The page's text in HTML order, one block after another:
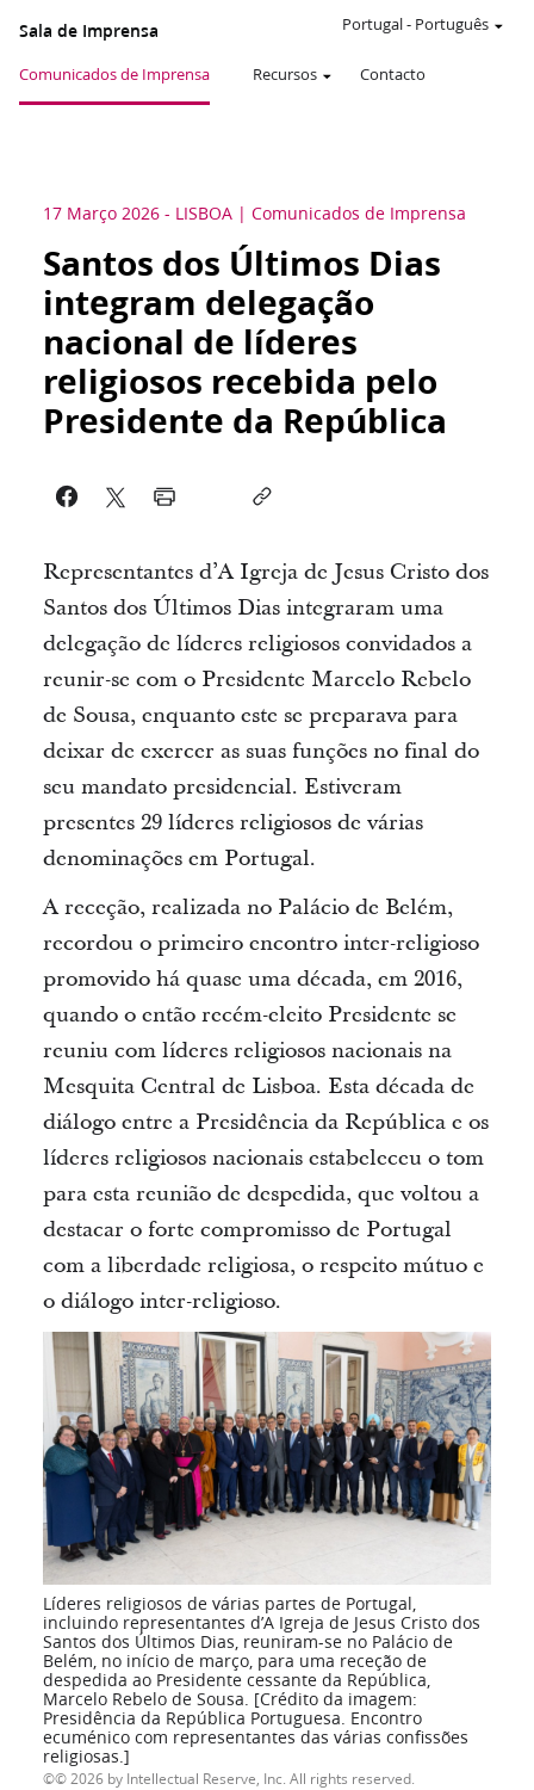
Sala de Imprensa
Comunicados de Imprensa Recursos Contacto
Portugal- Português
17 Março 2026 - LISBOA Comunicados de Imprensa
Santos dos Últimos Dias
integram delegação
nacional de líderes
religiosos recebida pelo
Presidente da República
Representantes d’A Igreja de Jesus Cristo dos
Santos dos Últimos Dias integraram uma
delegação de líderes religiosos convidados a
reunir-se com o Presidente Marcelo Rebelo
de Sousa, enquanto este se preparava para
deixar de exercer as suas funções no final do
seu mandato presidencial. Estiveram
presentes 29 líderes religiosos de várias
denominações em Portugal.
A receção, realizada no Palácio de Belém,
recordou o primeiro encontro inter-religioso
promovido há quase uma década, em 2016,
quando o então recém-eleito Presidente se
reuniu com líderes religiosos nacionais na
Mesquita Central de Lisboa. Esta década de
diálogo entre a Presidência da República e os
líderes religiosos nacionais estabeleceu o tom
para esta reunião de despedida, que voltou a
destacar o forte compromisso de Portugal
com a liberdade religiosa, o respeito mútuo e
o diálogo inter-religioso.
Líderes religiosos de várias partes de Portugal,
incluindo representantes d’A Igreja de Jesus Cristo dos
Santos dos Últimos Dias, reuniram-se no Palácio de
Belém, no início de março, para uma receção de
despedida ao Presidente cessante da República,
Marcelo Rebelo de Sousa. [Crédito da imagem:
Presidência da República Portuguesa. Encontro
ecuménico com representantes das várias confissões
religiosas.]
© 2026 by Intellectual Reserve, Inc. All rights reserved.